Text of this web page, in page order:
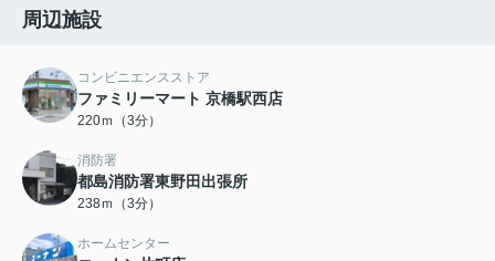
周辺施設
コンビニエンスストア
ファミリーマート 京橋駅西店
220ｍ（3分）
消防署
都島消防署東野田出張所
238ｍ（3分）
ホームセンター